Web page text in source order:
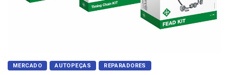
MERCADO AUTOPEÇAS REPARADORES